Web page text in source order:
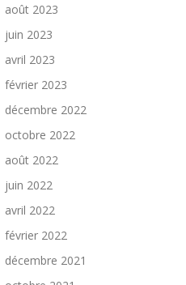
août 2023
juin 2023
avril 2023
février 2023
décembre 2022
octobre 2022
août 2022
juin 2022
avril 2022
février 2022
décembre 2021